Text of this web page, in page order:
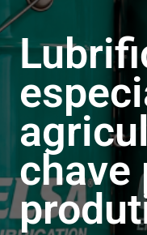
chave